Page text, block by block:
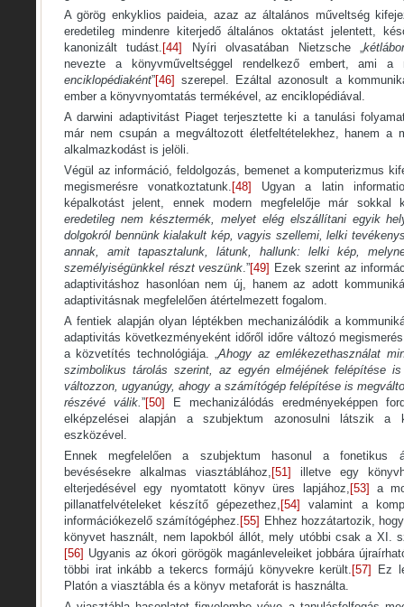
A görög enkyklios paideia, azaz az általános műveltség
eredetileg mindenre kiterjedő általános oktatást jelentett,
kanonizált tudást. [44] Nyíri olvasatában Nietzsche „
nevezte a könyvműveltséggel rendelkező embert, ami a
enciklopédiaként”[46] szerepel. Ezáltal azonosult a
ember a könyvnyomtatás termékével, az enciklopédiával.
A darwini adaptivitást Piaget terjesztette ki a tanulási
már nem csupán a megváltozott életfeltételekhez, hanem a
alkalmazkodást is jelöli.
Végül az információ, feldolgozás, bemenet a komputerizmus
megismerésre vonatkoztatunk. [48]
Ugyan a latin
képalkotást jelent, ennek modern megfelelője már sokkal
eredetileg nem késztermék, melyet elég elszállítani egyik
dolgokról bennünk kialakult kép, vagyis szellemi, lelki
annak, amit tapasztalunk, látunk, hallunk: lelki kép,
személyiségünkkel részt veszünk .”[49] Ezek szerint az
adaptivitáshoz hasonlóan nem új, hanem az adott
adaptivitásnak megfelelően átértelmezett fogalom.
A fentiek alapján olyan léptékben mechanizálódik a
adaptivitás következményeként időről időre változó
a közvetítés technológiája. „Ahogy az emlékezethasználat
szimbolikus tárolás szerint, az egyén elméjének felépítése
változzon, ugyanúgy, ahogy a számítógép felépítése is
részévé válik. ”[50]
E mechanizálódás eredményeképpen
elképzelései alapján a szubjektum azonosulni látszik a
eszközével.
Ennek megfelelően a szubjektum hasonul a fonetikus
bevésésekre alkalmas viasztáblához, [51]
illetve egy
elterjedésével egy nyomtatott könyv üres lapjához, [53]
a
pillanatfelvételeket készítő gépezethez, [54]
valamint a
információkezelő számítógéphez. [55] Ehhez hozzátartozik,
könyvet használt, nem lapokból állót, mely utóbbi csak a XI.
[56] Ugyanis az ókori görögök magánleveleiket jobbára
többi irat inkább a tekercs formájú könyvekre került. [57]
Ez
Platón a viasztábla és a könyv metaforát is használta.